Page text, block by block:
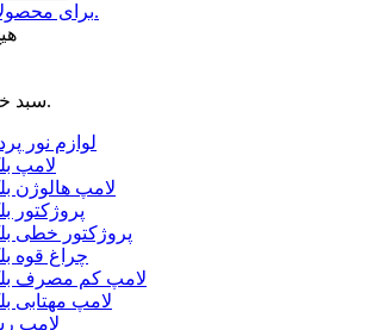
برای محصولات بیشتر کلیک کنید.
سبد خرید شما خالی است.
لوازم نور
لامپ
لامپ هالوژن
پروژکتور
پروژکتور خطی
چراغ قوه
لامپ کم مصرف
لامپ مهتابی
لامپ